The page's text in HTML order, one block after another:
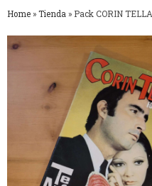
Home » Tienda » Pack CORIN